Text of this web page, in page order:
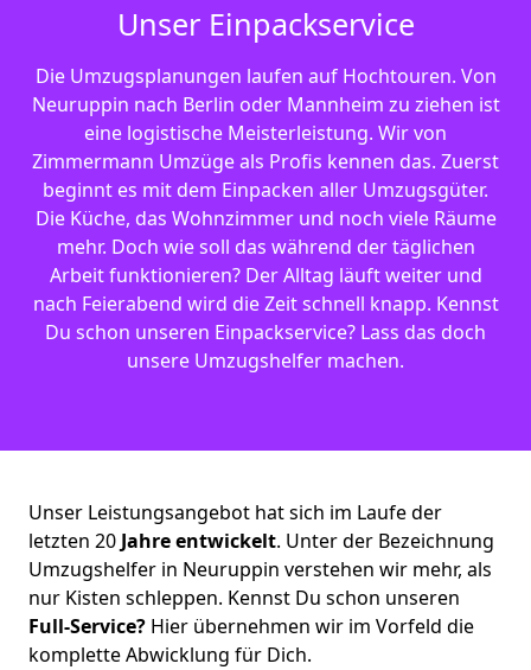
Unser Einpackservice
Die Umzugsplanungen laufen auf Hochtouren. Von
Neuruppin nach Berlin oder Mannheim zu ziehen ist
eine logistische Meisterleistung. Wir von
Zimmermann Umzüge als Profis kennen das. Zuerst
beginnt es mit dem Einpacken aller Umzugsgüter.
Die Küche, das Wohnzimmer und noch viele Räume
mehr. Doch wie soll das während der täglichen
Arbeit funktionieren? Der Alltag läuft weiter und
nach Feierabend wird die Zeit schnell knapp. Kennst
Du schon unseren Einpackservice? Lass das doch
unsere Umzugshelfer machen.
Unser Leistungsangebot hat sich im Laufe der
letzten 20 Jahre entwickelt. Unter der Bezeichnung
Umzugshelfer in Neuruppin verstehen wir mehr, als
nur Kisten schleppen. Kennst Du schon unseren
Full-Service? Hier übernehmen wir im Vorfeld die
komplette Abwicklung für Dich.